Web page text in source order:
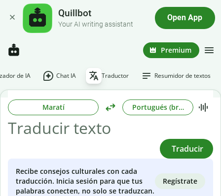
Quillbot
Your AI writing assistant
Open App
Premium
de IA Chat IA Traductor Resumidor de textos
Maratí Portugués (brasileño)
Traducir
Recibe consejos culturales con cada
traducción. Inicia sesión para que tus
palabras conecten, no solo se traduzcan.
Regístrate